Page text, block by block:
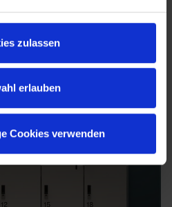
zulassen
erlauben
Cookies verwenden